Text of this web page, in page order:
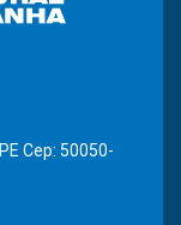
Cep: 50050-